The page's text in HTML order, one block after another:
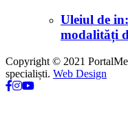
Uleiul de
modalități
Copyright © 2021
specialiști. Web Design